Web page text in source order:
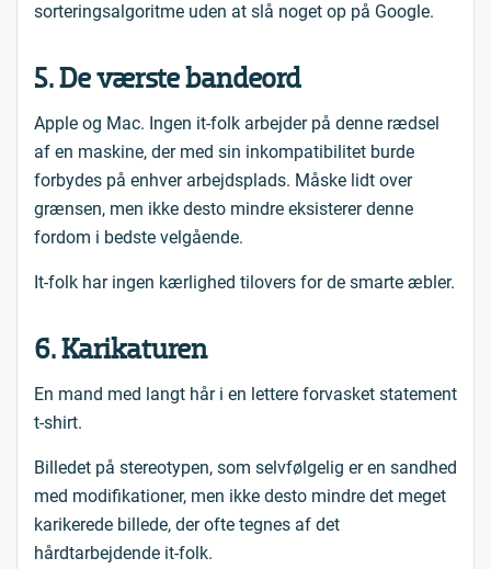
sorteringsalgoritme uden at slå noget op på Google.
5. De værste bandeord
Apple og Mac. Ingen it-folk arbejder på denne rædsel
af en maskine, der med sin inkompatibilitet burde
forbydes på enhver arbejdsplads. Måske lidt over
grænsen, men ikke desto mindre eksisterer denne
fordom i bedste velgående.
It-folk har ingen kærlighed tilovers for de smarte æbler.
6. Karikaturen
En mand med langt hår i en lettere forvasket statement
t-shirt.
Billedet på stereotypen, som selvfølgelig er en sandhed
med modifikationer, men ikke desto mindre det meget
karikerede billede, der ofte tegnes af det
hårdtarbejdende it-folk.